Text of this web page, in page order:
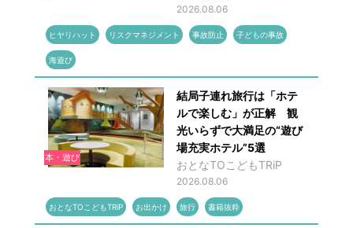
2026.08.06
ヒヤリハット リスクマネジメント 事故防止 子どもの事故
海遊び
本・遊び
結局子連れ旅行は「ホテ
ルで楽しむ」が正解 観
光いらずで大満足の“遊び
場充実ホテル”5選
おとなTOこどもTRiP
2026.08.06
おとなTOこどもTRiP お出かけ 旅行 書籍抜粋